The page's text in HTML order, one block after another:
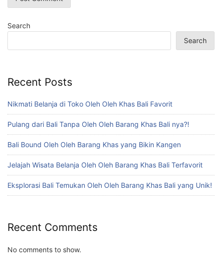
Search
Search
Recent Posts
Nikmati Belanja di Toko Oleh Oleh Khas Bali Favorit
Pulang dari Bali Tanpa Oleh Oleh Barang Khas Bali nya?!
Bali Bound Oleh Oleh Barang Khas yang Bikin Kangen
Jelajah Wisata Belanja Oleh Oleh Barang Khas Bali Terfavorit
Eksplorasi Bali Temukan Oleh Oleh Barang Khas Bali yang Unik!
Recent Comments
No comments to show.